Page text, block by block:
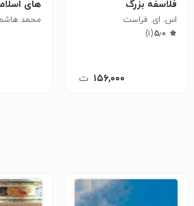
فلاسفه بزرگ
اس. ای. فراست
۵٫۰(۱)
۱۵۶,۰۰۰ ت
های
علامه
محمد